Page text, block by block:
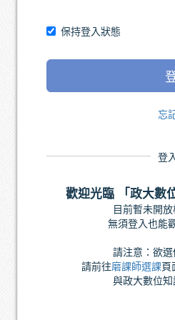
保持登入狀態
忘
登
歡迎光臨 「政大數
目前暫未開
無須登入也能
請注意：欲選
請前往磨課師選課頁
與政大數位